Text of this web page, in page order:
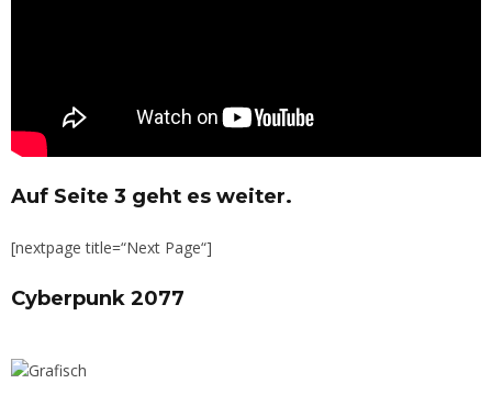
Auf Seite 3 geht es weiter.
[nextpage title=“Next Page“]
Cyberpunk 2077